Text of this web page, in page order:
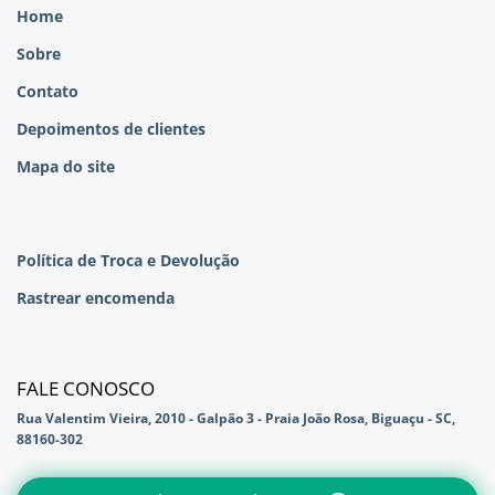
Home
Sobre
Contato
Depoimentos de clientes
Mapa do site
Política de Troca e Devolução
Rastrear encomenda
FALE CONOSCO
Rua Valentim Vieira, 2010 - Galpão 3 - Praia João Rosa, Biguaçu - SC,
88160-302